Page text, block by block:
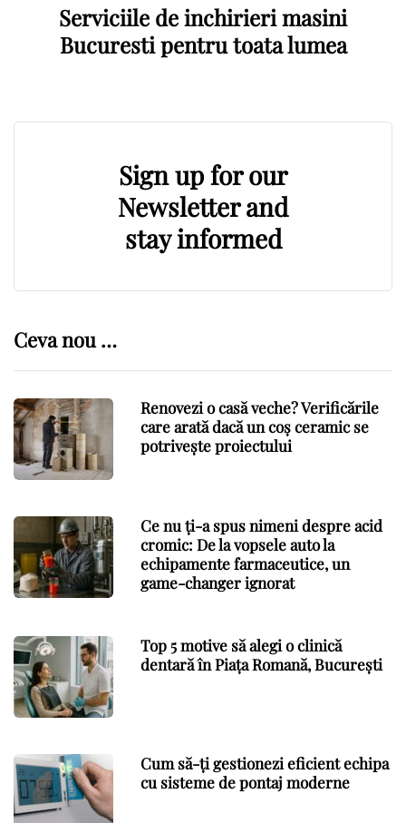
Serviciile de inchirieri masini
Bucuresti pentru toata lumea
Sign up for our
Newsletter and
stay informed
Ceva nou …
Renovezi o casă veche? Verificările
care arată dacă un coș ceramic se
potrivește proiectului
Ce nu ți-a spus nimeni despre acid
cromic: De la vopsele auto la
echipamente farmaceutice, un
game-changer ignorat
Top 5 motive să alegi o clinică
dentară în Piața Romană, București
Cum să-ți gestionezi eficient echipa
cu sisteme de pontaj moderne